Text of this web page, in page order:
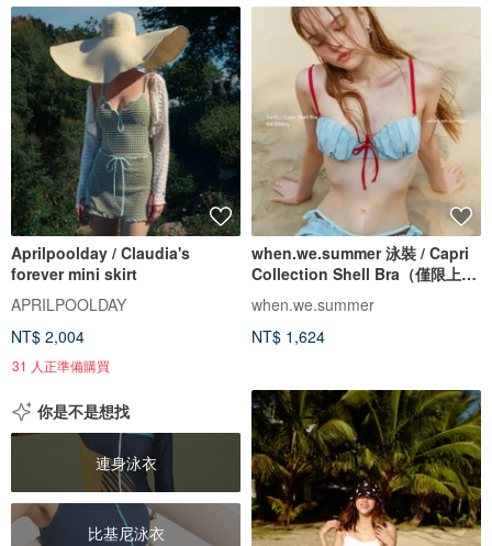
Aprilpoolday / Claudia's
forever mini skirt
APRILPOOLDAY
NT$ 2,004
31 人正準備購買
when.we.summer 泳裝 / Capri
Collection Shell Bra（僅限上
衣）
when.we.summer
NT$ 1,624
你是不是想找
連身泳衣
比基尼泳衣